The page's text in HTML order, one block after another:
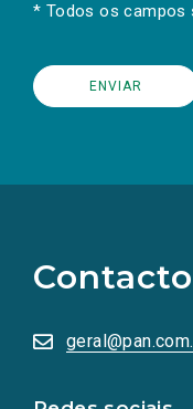
* Todos os campos
redes
sociais
numa
nova